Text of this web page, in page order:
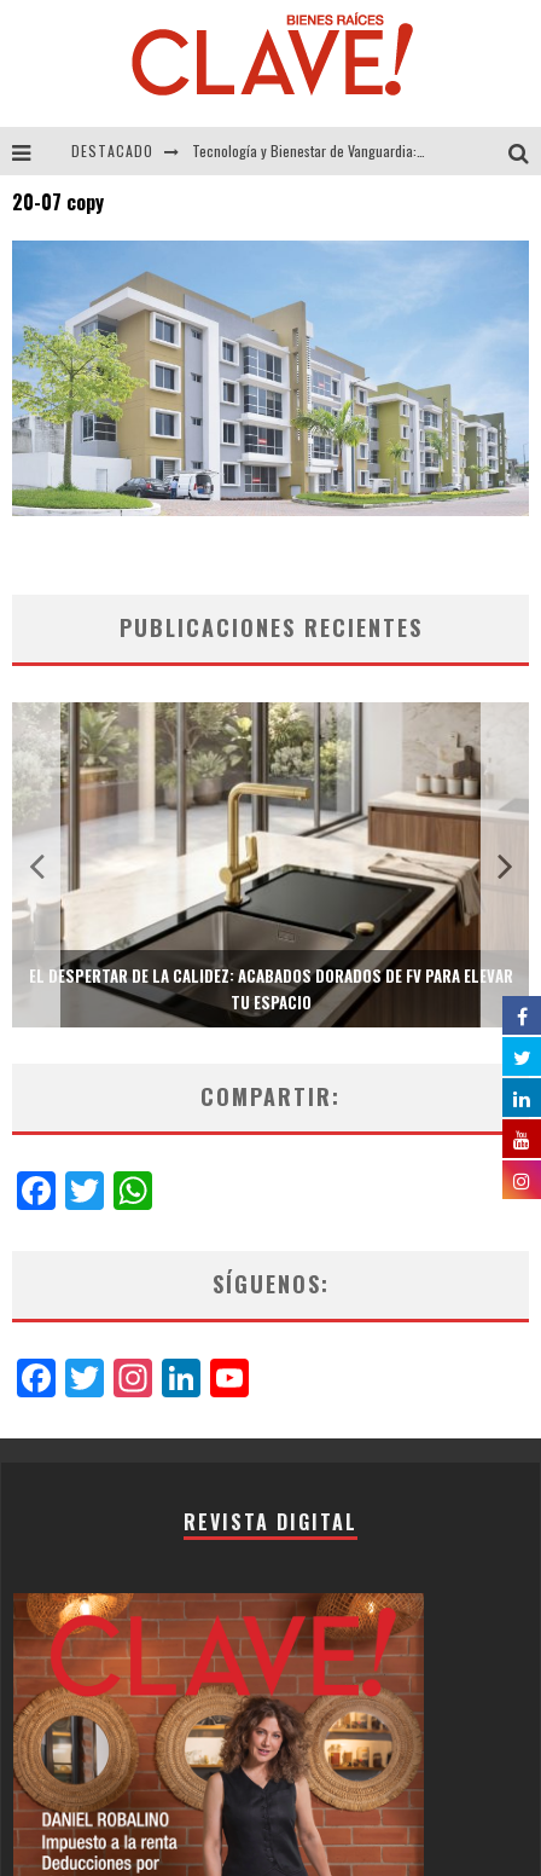
DESTACADO
Alexandra Bedoya – La Constancia detrás de La Paletería
20-07 copy
PUBLICACIONES RECIENTES
EL DESPERTAR DE LA CALIDEZ: ACABADOS DORADOS DE FV PARA ELEVAR
TU ESPACIO
COMPARTIR:
Facebook
Twitter
SÍGUENOS:
Facebook
Twitter
Instagram
LinkedIn
REVISTA DIGITAL